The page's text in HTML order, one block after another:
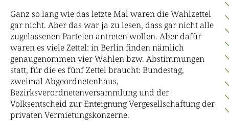
Ganz so lang wie das letzte Mal waren die Wahlzettel
gar nicht. Aber das war ja zu lesen, dass gar nicht alle
zugelassenen Parteien antreten wollen. Aber dafür
waren es viele Zettel: in Berlin finden nämlich
genaugenommen vier Wahlen bzw. Abstimmungen
statt, für die es fünf Zettel braucht: Bundestag,
zweimal Abgeordnetenhaus,
Bezirksverordnetenversammlung und der
Volksentscheid zurEnteignungVergesellschaftung der
privaten Vermietungskonzerne.